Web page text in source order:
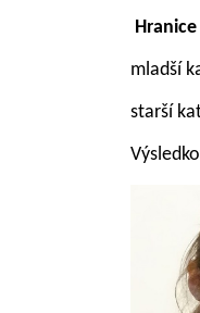
mladší
starší